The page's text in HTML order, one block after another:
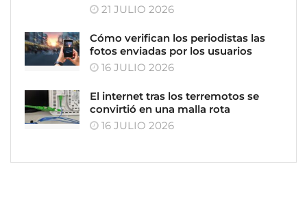
21 JULIO 2026
Cómo verifican los periodistas las
fotos enviadas por los usuarios
16 JULIO 2026
El internet tras los terremotos se
convirtió en una malla rota
16 JULIO 2026